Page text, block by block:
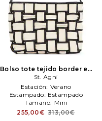
Bolso tote tejido border en
color Beige St. Agni
St. Agni
Estación: Verano
Estampado: Estampado
Tamaño: Mini
255,00€ 313,00€